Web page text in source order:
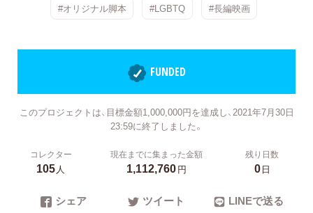
#オリジナル脚本 #LGBTQ #長編映画
FUNDED
このプロジェクトは、目標金額1,000,000円を達成し、2021年7月30日
23:59に終了しました。
コレクター
105人
現在までに集まった金額
1,112,760円
残り日数
0日
シェア ツイート LINEで送る